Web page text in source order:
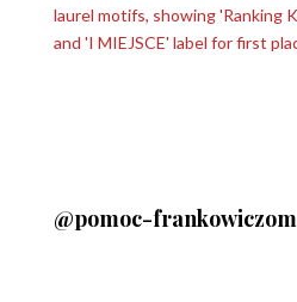
@pomoc-frankowiczom